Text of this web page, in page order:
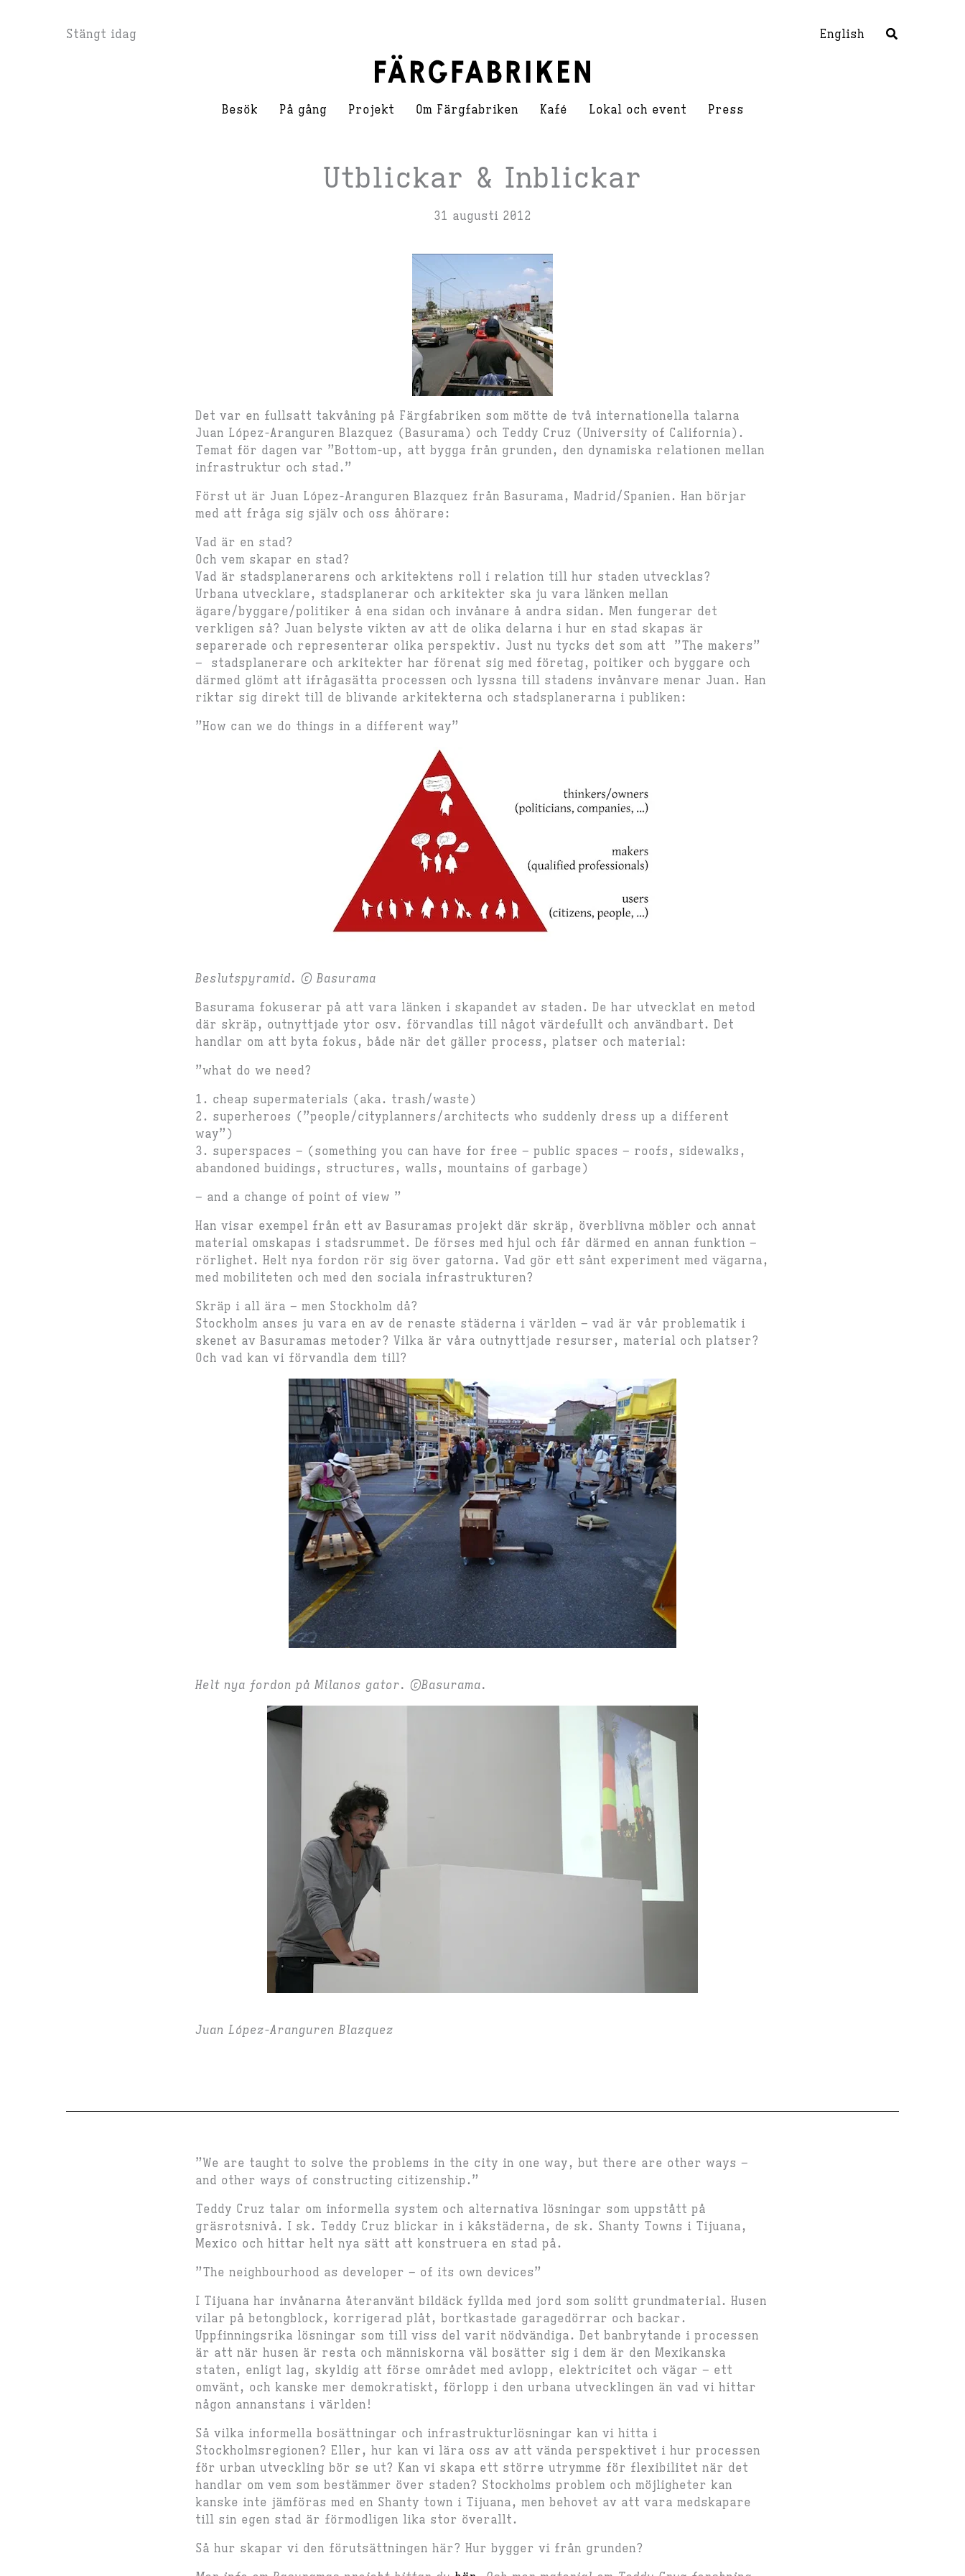
Stängt idag English
Besök På gång Projekt Om Färgfabriken Kafé Lokal och event Press
Utblickar & Inblickar
31 augusti 2012
Det var en fullsatt takvåning på Färgfabriken som mötte de två internationella talarna
Juan López-Aranguren Blazquez (Basurama) och Teddy Cruz (University of California).
Temat för dagen var ”Bottom-up, att bygga från grunden, den dynamiska relationen mellan
infrastruktur och stad.”
Först ut är Juan López-Aranguren Blazquez från Basurama, Madrid/Spanien. Han börjar
med att fråga sig själv och oss åhörare:
Vad är en stad?
Och vem skapar en stad?
Vad är stadsplanerarens och arkitektens roll i relation till hur staden utvecklas?
Urbana utvecklare, stadsplanerar och arkitekter ska ju vara länken mellan
ägare/byggare/politiker å ena sidan och invånare å andra sidan. Men fungerar det
verkligen så? Juan belyste vikten av att de olika delarna i hur en stad skapas är
separerade och representerar olika perspektiv. Just nu tycks det som att ”The makers”
– stadsplanerare och arkitekter har förenat sig med företag, poitiker och byggare och
därmed glömt att ifrågasätta processen och lyssna till stadens invånvare menar Juan. Han
riktar sig direkt till de blivande arkitekterna och stadsplanerarna i publiken:
”How can we do things in a different way”
Beslutspyramid. © Basurama
Basurama fokuserar på att vara länken i skapandet av staden. De har utvecklat en metod
där skräp, outnyttjade ytor osv. förvandlas till något värdefullt och användbart. Det
handlar om att byta fokus, både när det gäller process, platser och material:
”what do we need?
1. cheap supermaterials (aka. trash/waste)
2. superheroes (”people/cityplanners/architects who suddenly dress up a different
way”)
3. superspaces – (something you can have for free – public spaces – roofs, sidewalks,
abandoned buidings, structures, walls, mountains of garbage)
– and a change of point of view ”
Han visar exempel från ett av Basuramas projekt där skräp, överblivna möbler och annat
material omskapas i stadsrummet. De förses med hjul och får därmed en annan funktion –
rörlighet. Helt nya fordon rör sig över gatorna. Vad gör ett sånt experiment med vägarna,
med mobiliteten och med den sociala infrastrukturen?
Skräp i all ära – men Stockholm då?
Stockholm anses ju vara en av de renaste städerna i världen – vad är vår problematik i
skenet av Basuramas metoder? Vilka är våra outnyttjade resurser, material och platser?
Och vad kan vi förvandla dem till?
Helt nya fordon på Milanos gator. ©Basurama.
Juan López-Aranguren Blazquez
”We are taught to solve the problems in the city in one way, but there are other ways –
and other ways of constructing citizenship.”
Teddy Cruz talar om informella system och alternativa lösningar som uppstått på
gräsrotsnivå. I sk. Teddy Cruz blickar in i kåkstäderna, de sk. Shanty Towns i Tijuana,
Mexico och hittar helt nya sätt att konstruera en stad på.
”The neighbourhood as developer – of its own devices”
I Tijuana har invånarna återanvänt bildäck fyllda med jord som solitt grundmaterial. Husen
vilar på betongblock, korrigerad plåt, bortkastade garagedörrar och backar.
Uppfinningsrika lösningar som till viss del varit nödvändiga. Det banbrytande i processen
är att när husen är resta och människorna väl bosätter sig i dem är den Mexikanska
staten, enligt lag, skyldig att förse området med avlopp, elektricitet och vägar – ett
omvänt, och kanske mer demokratiskt, förlopp i den urbana utvecklingen än vad vi hittar
någon annanstans i världen!
Så vilka informella bosättningar och infrastrukturlösningar kan vi hitta i
Stockholmsregionen? Eller, hur kan vi lära oss av att vända perspektivet i hur processen
för urban utveckling bör se ut? Kan vi skapa ett större utrymme för flexibilitet när det
handlar om vem som bestämmer över staden? Stockholms problem och möjligheter kan
kanske inte jämföras med en Shanty town i Tijuana, men behovet av att vara medskapare
till sin egen stad är förmodligen lika stor överallt.
Så hur skapar vi den förutsättningen här? Hur bygger vi från grunden?